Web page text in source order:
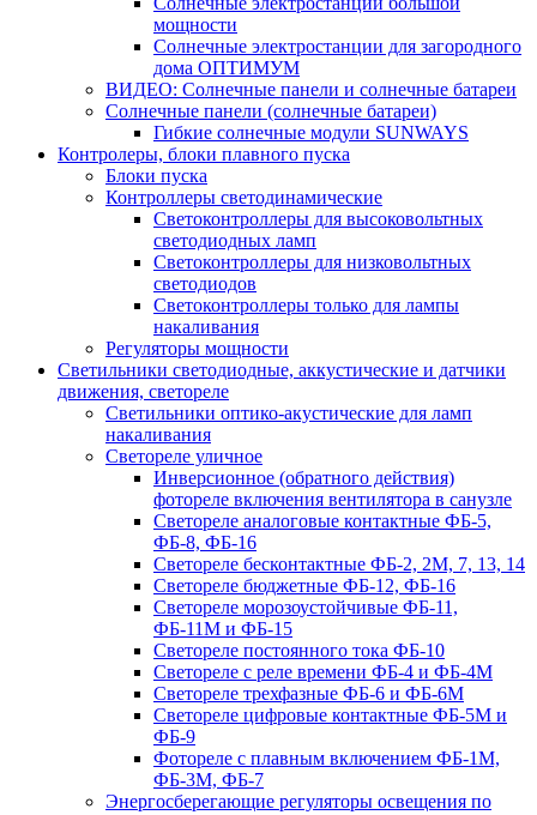
мощности
Солнечные электростанции для загородного
дома ОПТИМУМ
ВИДЕО: Солнечные панели и солнечные батареи
Солнечные панели (солнечные батареи)
Гибкие солнечные модули SUNWAYS
Контролеры, блоки плавного пуска
Блоки пуска
Контроллеры светодинамические
Светоконтроллеры для высоковольтных
светодиодных ламп
Светоконтроллеры для низковольтных
светодиодов
Светоконтроллеры только для лампы
накаливания
Регуляторы мощности
Светильники светодиодные, аккустические и датчики
движения, светореле
Светильники оптико-акустические для ламп
накаливания
Светореле уличное
Инверсионное (обратного действия)
фотореле включения вентилятора в санузле
Светореле аналоговые контактные ФБ-5,
ФБ-8, ФБ-16
Светореле бесконтактные ФБ-2, 2М, 7, 13, 14
Светореле бюджетные ФБ-12, ФБ-16
Светореле морозоустойчивые ФБ-11,
ФБ-11М и ФБ-15
Светореле постоянного тока ФБ-10
Светореле с реле времени ФБ-4 и ФБ-4М
Светореле трехфазные ФБ-6 и ФБ-6М
Светореле цифровые контактные ФБ-5М и
ФБ-9
Фотореле с плавным включением ФБ-1М,
ФБ-3М, ФБ-7
Энергосберегающие регуляторы освещения по